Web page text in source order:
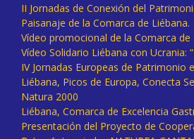
II Jornadas de Conexión del
Paisanaje de la Comarca de Liébana.
Vídeo promocional de la Comarca de
Vídeo Solidario Liébana con Ucrania:
IV Jornadas Europeas de Patrimonio
Liébana, Picos de Europa, Conecta
Natura 2000
Liébana, Comarca de Excelencia
Presentación del Proyecto de